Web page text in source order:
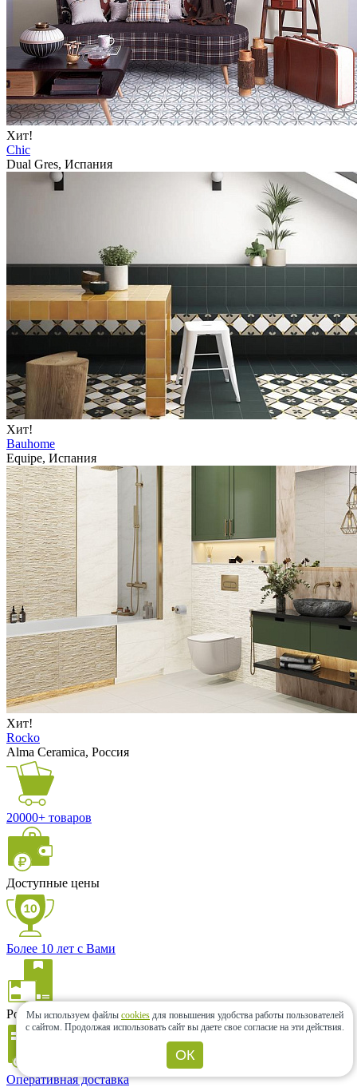
Хит!
Chic
Dual Gres, Испания
Хит!
Bauhome
Equipe, Испания
Хит!
Rocko
Alma Ceramica, Россия
20000+ товаров
Доступные цены
Более 10 лет с Вами
Розница и опт
Оперативная доставка
Мы используем файлы cookies для повышения удобства работы пользователей
с сайтом. Продолжая использовать сайт вы даете свое согласие на эти действия.
ОК